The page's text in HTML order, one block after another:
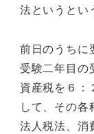
法というとい
前日のうちに
受験二年目の
資産税を６：
して、その
法人税法、消